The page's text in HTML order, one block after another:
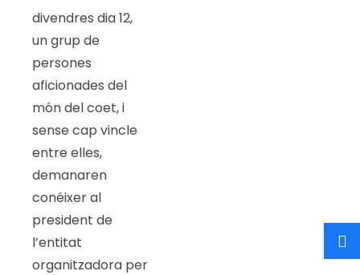
divendres dia 12,
un grup de
persones
aficionades del
món del coet, i
sense cap vincle
entre elles,
demanaren
conéixer al
president de
l’entitat
organitzadora per